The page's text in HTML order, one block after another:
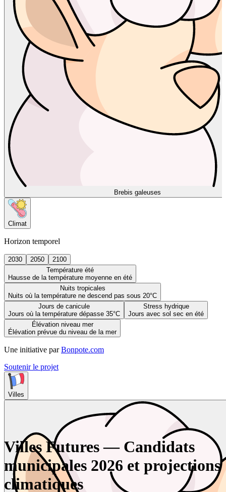
Brebis galeuses
Climat
Horizon temporel
2030 2050
2100
Température été
Hausse de la température moyenne en été
Nuits tropicales
Nuits où la température ne descend pas sous 20°C
Jours de canicule
Jours où la température dépasse 35°C
Stress hydrique
Jours avec sol sec en été
Élévation niveau mer
Élévation prévue du niveau de la mer
Une initiative par Bonpote.com
Soutenir le projet
Villes
Villes Futures — Candidats
municipales 2026 et projections
climatiques